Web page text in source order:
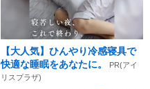
【大人気】ひんやり冷感寝具で
快適な睡眠をあなたに。
PR(アイ
リスプラザ)